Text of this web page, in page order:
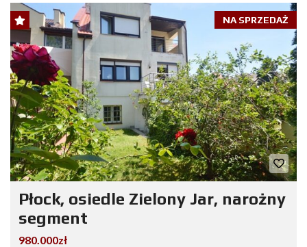
NA SPRZEDAŻ
Płock, osiedle Zielony Jar, narożny
segment
980.000zł